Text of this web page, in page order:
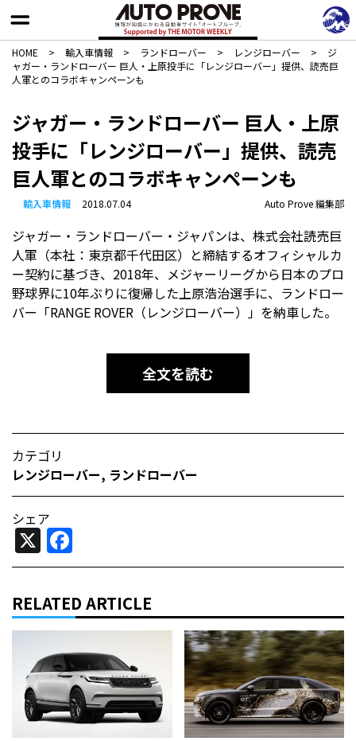
HOME > 輸入車情報 > ランドローバー > レンジローバー >
ジ
ャガー・ランドローバー 巨人・上原投手に「レンジローバー」提供、読売巨
人軍とのコラボキャンペーンも
ジャガー・ランドローバー 巨人・上原
投手に「レンジローバー」提供、読売
巨人軍とのコラボキャンペーンも
輸入車情報 2018.07.04 Auto Prove 編集部
ジャガー・ランドローバー・ジャパンは、株式会社読売巨
人軍（本社：東京都千代田区）と締結するオフィシャルカ
ー契約に基づき、2018年、メジャーリーグから日本のプロ
野球界に10年ぶりに復帰した上原浩治選手に、ランドロー
バー「RANGE ROVER（レンジローバー）」を納車した。
全文を読む
カテゴリ
レンジローバー, ランドローバー
シェア
X
RELATED ARTICLE